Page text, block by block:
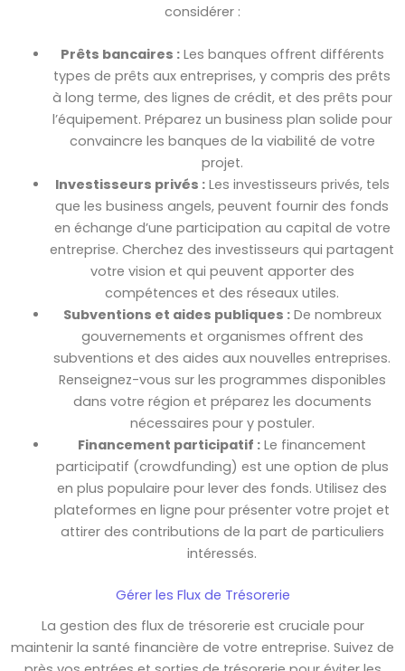
considérer :
Prêts bancaires :Les banques offrent différents
types de prêts aux entreprises, y compris des prêts
à long terme, des lignes de crédit, et des prêts pour
l’équipement. Préparez un business plan solide pour
convaincre les banques de la viabilité de votre
projet.
Investisseurs privés :Les investisseurs privés, tels
que les business angels, peuvent fournir des fonds
en échange d’une participation au capital de votre
entreprise. Cherchez des investisseurs qui partagent
votre vision et qui peuvent apporter des
compétences et des réseaux utiles.
Subventions et aides publiques :De nombreux
gouvernements et organismes offrent des
subventions et des aides aux nouvelles entreprises.
Renseignez-vous sur les programmes disponibles
dans votre région et préparez les documents
nécessaires pour y postuler.
Financement participatif : Le financement
participatif (crowdfunding) est une option de plus
en plus populaire pour lever des fonds. Utilisez des
plateformes en ligne pour présenter votre projet et
attirer des contributions de la part de particuliers
intéressés.
Gérer les Flux de Trésorerie
La gestion des flux de trésorerie est cruciale pour
maintenir la santé financière de votre entreprise. Suivez de